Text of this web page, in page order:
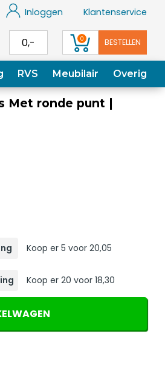
Inloggen Klantenservice
0,- 0 BESTELLEN
RVS Meubilair Overig
Met ronde punt |
Koop er 5 voor 20,05
Koop er 20 voor 18,30